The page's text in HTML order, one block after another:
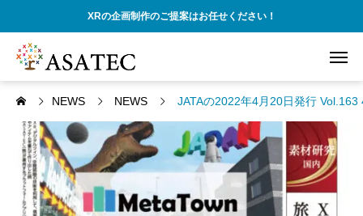
XRの企画制作のご提案はお任せください！
NEWS NEWS JATAの2022年4月20日発行